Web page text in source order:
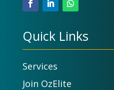
Quick Links
Services
Join OzElite